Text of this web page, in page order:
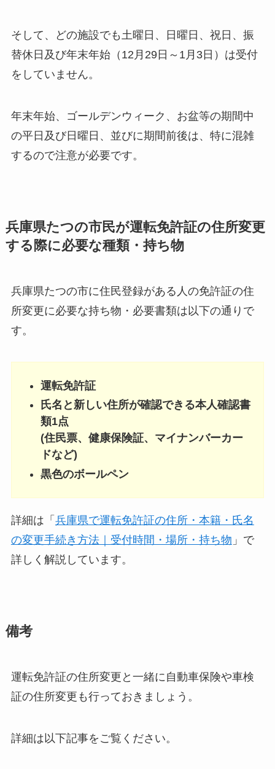
そして、どの施設でも土曜日、日曜日、祝日、振
替休日及び年末年始（12月29日～1月3日）は受付
をしていません。
年末年始、ゴールデンウィーク、お盆等の期間中
の平日及び日曜日、並びに期間前後は、特に混雑
するので注意が必要です。
兵庫県たつの市民が運転免許証の住所変更
する際に必要な種類・持ち物
兵庫県たつの市に住民登録がある人の免許証の住
所変更に必要な持ち物・必要書類は以下の通りで
す。
運転免許証
氏名と新しい住所が確認できる本人確認書
類1点
(住民票、健康保険証、マイナンバーカー
ドなど)
黒色のボールペン
詳細は「 兵庫県で運転免許証の住所・本籍・氏名
の変更手続き方法｜受付時間・場所・持ち物 」で
詳しく解説しています。
備考
運転免許証の住所変更と一緒に自動車保険や車検
証の住所変更も行っておきましょう。
詳細は以下記事をご覧ください。